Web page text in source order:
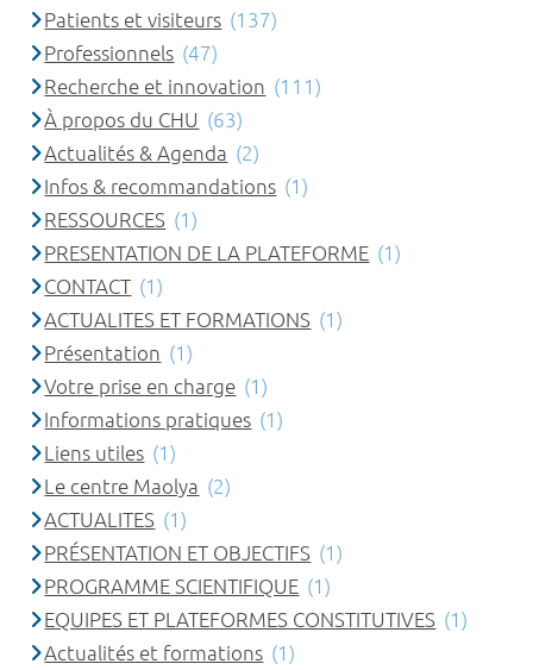
Patients et visiteurs (137)
Professionnels (47)
Recherche et innovation (111)
À propos du CHU (63)
Actualités & Agenda (2)
Infos & recommandations (1)
RESSOURCES (1)
PRESENTATION DE LA PLATEFORME (1)
CONTACT (1)
ACTUALITES ET FORMATIONS (1)
Présentation (1)
Votre prise en charge (1)
Informations pratiques (1)
Liens utiles (1)
Le centre Maolya (2)
ACTUALITES (1)
PRÉSENTATION ET OBJECTIFS (1)
PROGRAMME SCIENTIFIQUE (1)
EQUIPES ET PLATEFORMES CONSTITUTIVES (1)
Actualités et formations (1)